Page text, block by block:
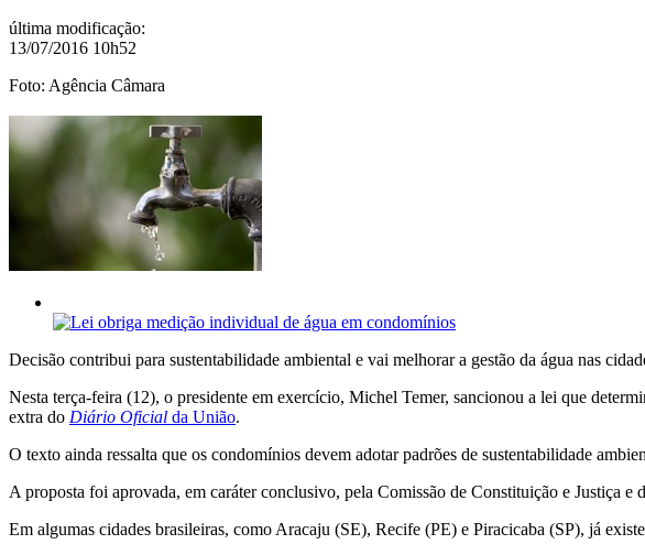
última modificação:
13/07/2016 10h52
Foto: Agência Câmara
Decisão contribui para sustentabilidade ambiental e vai melhorar a gestão da água nas
Nesta terça-feira (12), o presidente em exercício, Michel Temer, sancionou a lei que
extra do Diário Oficial da União.
O texto ainda ressalta que os condomínios devem adotar padrões de sustentabilidade
A proposta foi aprovada, em caráter conclusivo, pela Comissão de Constituição e Justiça
Em algumas cidades brasileiras, como Aracaju (SE), Recife (PE) e Piracicaba (SP), já